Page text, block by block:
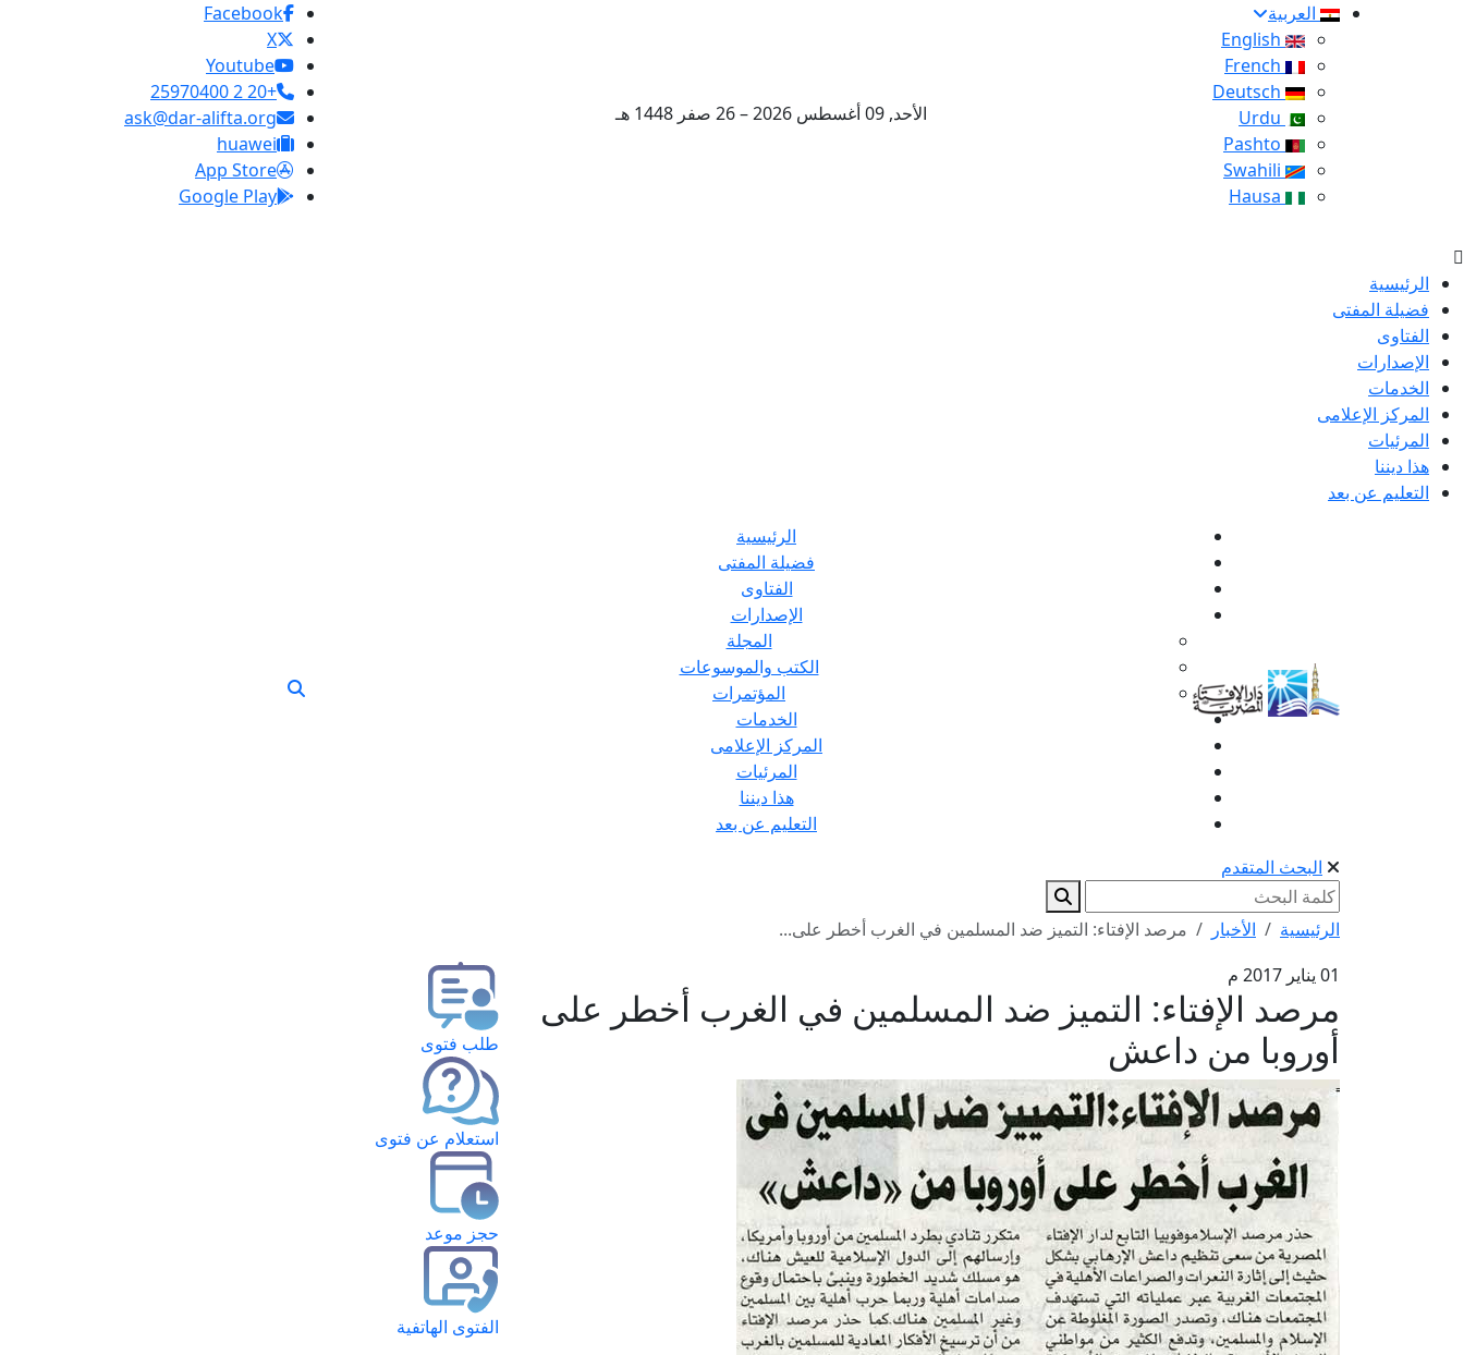
العربية
الأحد, 09 أغسطس 2026 – 26 صفر 1448 هـ
Facebook
X
Youtube
+20 2 25970400
ask@dar-alifta.org
huawei
App Store
Google Play
الرئيسية
فضيلة المفتى
الفتاوى
الإصدارات
الخدمات
المركز الإعلامى
المرئيات
هذا ديننا
التعليم عن بعد
الرئيسية
فضيلة المفتى
الفتاوى
الإصدارات
المجلة
الكتب والموسوعات
المؤتمرات
الخدمات
المركز الإعلامى
المرئيات
هذا ديننا
التعليم عن بعد
البحث المتقدم
الرئيسية الأخبار
مرصد الإفتاء: التميز ضد المسلمين في الغرب أخطر على...
01 يناير 2017 م
مرصد الإفتاء: التميز ضد المسلمين في الغرب أخطر على
أوروبا من داعش
طلب فتوى
استعلام عن فتوى
حجز موعد
الفتوى الهاتفية